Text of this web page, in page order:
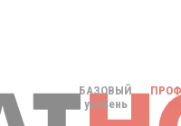
БАЗОВЫЙ
уровень